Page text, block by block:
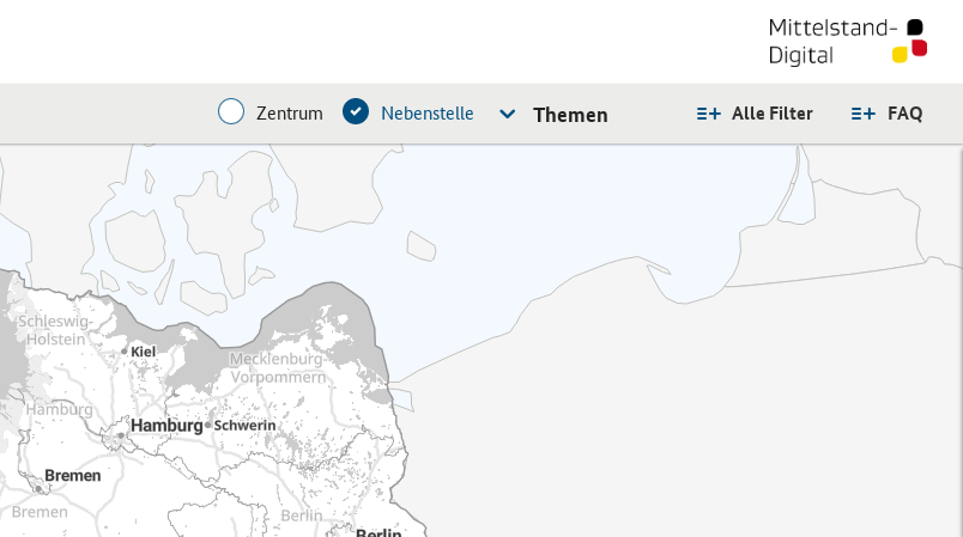
FAQ
Alle Filter
Zentrum Nebenstelle Themen